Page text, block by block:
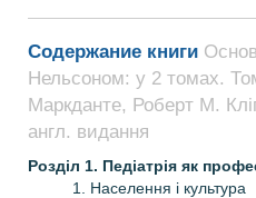
Содержание книги
Нельсоном: у 2 томах.
Маркданте, Роберт М.
англ. видання
Розділ 1. Педіатрія як
1. Населення і культура